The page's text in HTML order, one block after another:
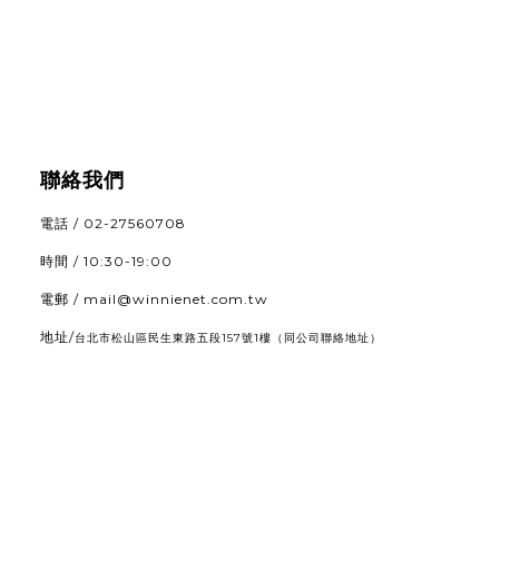
聯絡我們
電話 / 02-27560708
時間 / 10:30-19:00
電郵 / mail@winnienet.com.tw
地址/台北市松山區民生東路五段157號1樓 （同公司聯絡地址）